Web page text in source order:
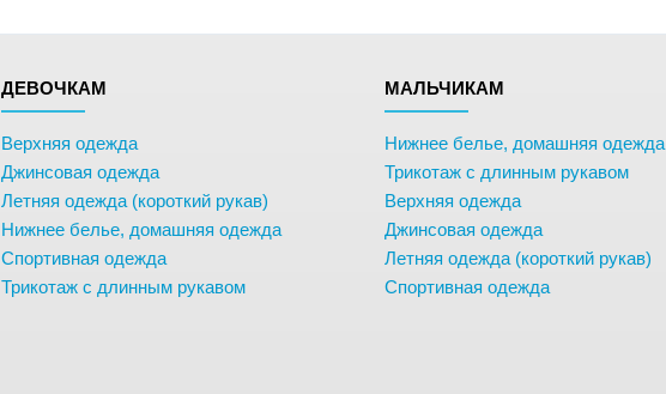
ДЕВОЧКАМ
Верхняя одежда
Джинсовая одежда
Летняя одежда (короткий рукав)
Нижнее белье, домашняя одежда
Спортивная одежда
Трикотаж с длинным рукавом
МАЛЬЧИКАМ
Нижнее белье, домашняя одежда
Трикотаж с длинным рукавом
Верхняя одежда
Джинсовая одежда
Летняя одежда (короткий рукав)
Спортивная одежда